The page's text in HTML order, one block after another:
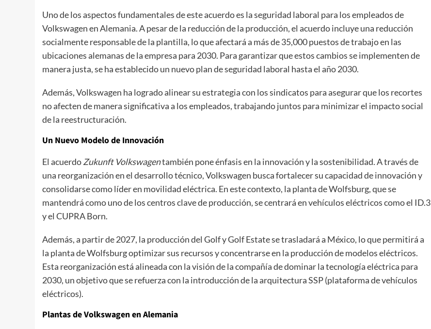
Uno de los aspectos fundamentales de este acuerdo es la seguridad laboral para los empleados de
Volkswagen en Alemania. A pesar de la reducción de la producción, el acuerdo incluye una reducción
socialmente responsable de la plantilla, lo que afectará a más de 35,000 puestos de trabajo en las
ubicaciones alemanas de la empresa para 2030. Para garantizar que estos cambios se implementen de
manera justa, se ha establecido un nuevo plan de seguridad laboral hasta el año 2030.
Además, Volkswagen ha logrado alinear su estrategia con los sindicatos para asegurar que los recortes
no afecten de manera significativa a los empleados, trabajando juntos para minimizar el impacto social
de la reestructuración.
Un Nuevo Modelo de Innovación
El acuerdoZukunft Volkswagentambién pone énfasis en la innovación y la sostenibilidad. A través de
una reorganización en el desarrollo técnico, Volkswagen busca fortalecer su capacidad de innovación y
consolidarse como líder en movilidad eléctrica. En este contexto, la planta de Wolfsburg, que se
mantendrá como uno de los centros clave de producción, se centrará en vehículos eléctricos como el ID.3
y el CUPRA Born.
Además, a partir de 2027, la producción del Golf y Golf Estate se trasladará a México, lo que permitirá a
la planta de Wolfsburg optimizar sus recursos y concentrarse en la producción de modelos eléctricos.
Esta reorganización está alineada con la visión de la compañía de dominar la tecnología eléctrica para
2030, un objetivo que se refuerza con la introducción de la arquitectura SSP (plataforma de vehículos
eléctricos).
Plantas de Volkswagen en Alemania